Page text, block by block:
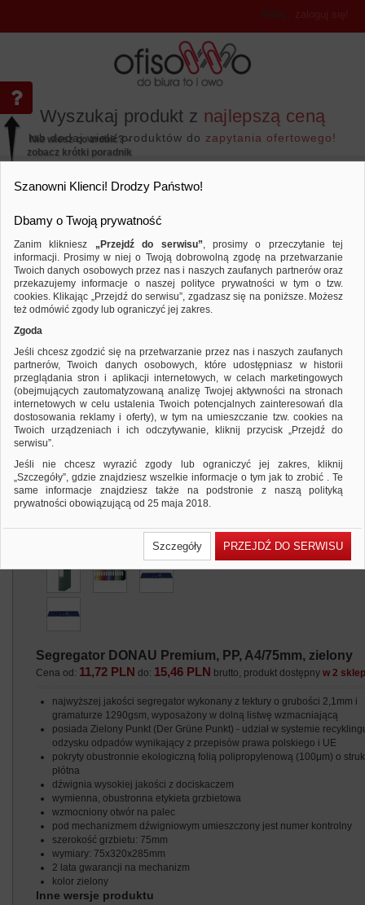
Wyszukaj produkt z najlepszą ceną
lub dodaj wiele produktów do zapytania ofertowego!
Witaj ,
Archiwizacja dokumentów Segregatory
Porównaj produkt: Segregator DONAU Premium, PP,
Segregator DONAU Premium, PP, A4/75mm, zielony
Cena od: 11,72 PLN do: 15,46 PLN brutto, produkt dostępnyw 2
najwyższej jakości segregator wykonany z tektury o grubości 2,1mm i
gramaturze 1290gsm, wyposażony w dolną listwę wzmacniającą
posiada Zielony Punkt (Der Grüne Punkt) - udział w systemie
odzysku odpadów wynikający z przepisów prawa polskiego i UE
pokryty obustronnie ekologiczną folią polipropylenową (100μm) o
płótna
dźwignia wysokiej jakości z dociskaczem
wymienna, obustronna etykieta grzbietowa
wzmocniony otwór na palec
pod mechanizmem dźwigniowym umieszczony jest numer kontrolny
szerokość grzbietu: 75mm
wymiary: 75x320x285mm
2 lata gwarancji na mechanizm
kolor zielony
Inne wersje produktu
Nie wiesz co zrobić? -
zobacz krótki poradnik
Szanowni Klienci! Drodzy Państwo!
Dbamy o Twoją prywatność
Zanim klikniesz „Przejdź do serwisu”, prosimy o przeczytanie tej
informacji. Prosimy w niej o Twoją dobrowolną zgodę na przetwarzanie
Twoich danych osobowych przez nas i naszych zaufanych partnerów oraz
przekazujemy informacje o naszej polityce prywatności w tym o tzw.
cookies. Klikając „Przejdź do serwisu”, zgadzasz się na poniższe. Możesz
też odmówić zgody lub ograniczyć jej zakres.
Zgoda
Jeśli chcesz zgodzić się na przetwarzanie przez nas i naszych zaufanych
partnerów, Twoich danych osobowych, które udostępniasz w historii
przeglądania stron i aplikacji internetowych, w celach marketingowych
(obejmujących zautomatyzowaną analizę Twojej aktywności na stronach
internetowych w celu ustalenia Twoich potencjalnych zainteresowań dla
dostosowania reklamy i oferty), w tym na umieszczanie tzw. cookies na
Twoich urządzeniach i ich odczytywanie, kliknij przycisk „Przejdź do
serwisu”.
Jeśli nie chcesz wyrazić zgody lub ograniczyć jej zakres, kliknij
„Szczegóły”, gdzie znajdziesz wszelkie informacje o tym jak to zrobić . Te
same informacje znajdziesz także na podstronie z naszą polityką
prywatności obowiązującą od 25 maja 2018.
wcześniejsza zgoda której udzieliliście podczas zakładania konta. Każda
Państwa zgoda jest dobrowolna i można ją w dowolnym momencie
Polityka prywatności (rozwiń)
Szczegóły PRZEJDŹ DO SERWISU